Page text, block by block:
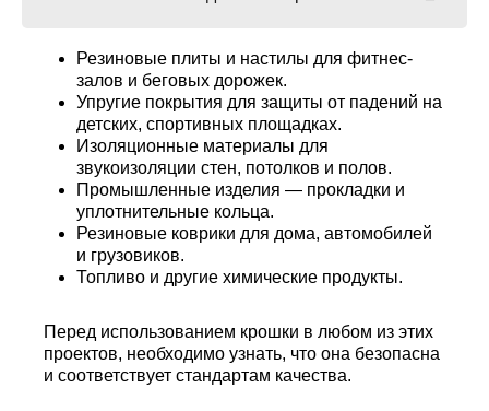
Резиновые плиты и настилы для фитнес-
залов и беговых дорожек.
Упругие покрытия для защиты от падений на
детских, спортивных площадках.
Изоляционные материалы для
звукоизоляции стен, потолков и полов.
Промышленные изделия — прокладки и
уплотнительные кольца.
Резиновые коврики для дома, автомобилей
и грузовиков.
Топливо и другие химические продукты.
Перед использованием крошки в любом из этих
проектов, необходимо узнать, что она безопасна
и соответствует стандартам качества.